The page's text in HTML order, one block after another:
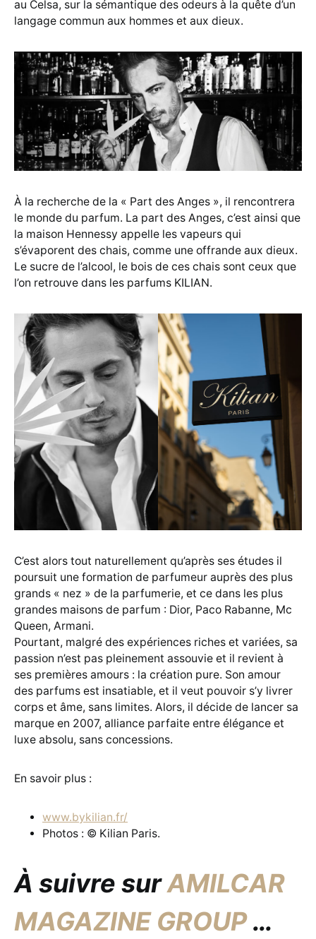
au Celsa, sur la sémantique des odeurs à la quête d’un
langage commun aux hommes et aux dieux.
À la recherche de la « Part des Anges », il rencontrera
le monde du parfum. La part des Anges, c’est ainsi que
la maison Hennessy appelle les vapeurs qui
s’évaporent des chais, comme une offrande aux dieux.
Le sucre de l’alcool, le bois de ces chais sont ceux que
l’on retrouve dans les parfums KILIAN.
C’est alors tout naturellement qu’après ses études il
poursuit une formation de parfumeur auprès des plus
grands « nez » de la parfumerie, et ce dans les plus
grandes maisons de parfum : Dior, Paco Rabanne, Mc
Queen, Armani.
Pourtant, malgré des expériences riches et variées, sa
passion n’est pas pleinement assouvie et il revient à
ses premières amours : la création pure. Son amour
des parfums est insatiable, et il veut pouvoir s’y livrer
corps et âme, sans limites. Alors, il décide de lancer sa
marque en 2007, alliance parfaite entre élégance et
luxe absolu, sans concessions.
En savoir plus :
www.bykilian.fr/
Photos : © Kilian Paris.
À suivre surAMILCAR
MAGAZINE GROUP …